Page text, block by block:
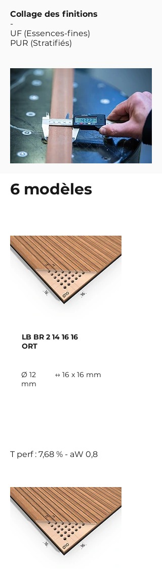
Collage des finitions
-
UF (Essences-fines)
PUR (Stratifiés)
6 modèles
LB BR 2 14 16 16
ORT
Ø 12
mm
↔ 16 x 16 mm
T perf : 7,68 % - aW 0,8